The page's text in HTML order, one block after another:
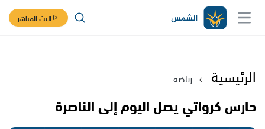
البث المباشر
الرئيسية رياضة
حارس كرواتي يصل اليوم إلى الناصرة